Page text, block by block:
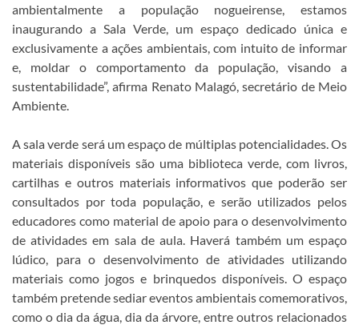
ambientalmente a população nogueirense, estamos
inaugurando a Sala Verde, um espaço dedicado única e
exclusivamente a ações ambientais, com intuito de informar
e, moldar o comportamento da população, visando a
sustentabilidade”, afirma Renato Malagó, secretário de Meio
Ambiente.
A sala verde será um espaço de múltiplas potencialidades. Os
materiais disponíveis são uma biblioteca verde, com livros,
cartilhas e outros materiais informativos que poderão ser
consultados por toda população, e serão utilizados pelos
educadores como material de apoio para o desenvolvimento
de atividades em sala de aula. Haverá também um espaço
lúdico, para o desenvolvimento de atividades utilizando
materiais como jogos e brinquedos disponíveis. O espaço
também pretende sediar eventos ambientais comemorativos,
como o dia da água, dia da árvore, entre outros relacionados